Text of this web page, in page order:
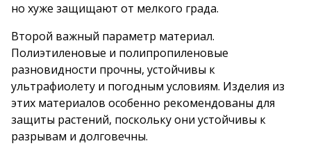
но хуже защищают от мелкого града.
Второй важный параметр материал.
Полиэтиленовые и полипропиленовые
разновидности прочны, устойчивы к
ультрафиолету и погодным условиям. Изделия из
этих материалов особенно рекомендованы для
защиты растений, поскольку они устойчивы к
разрывам и долговечны.